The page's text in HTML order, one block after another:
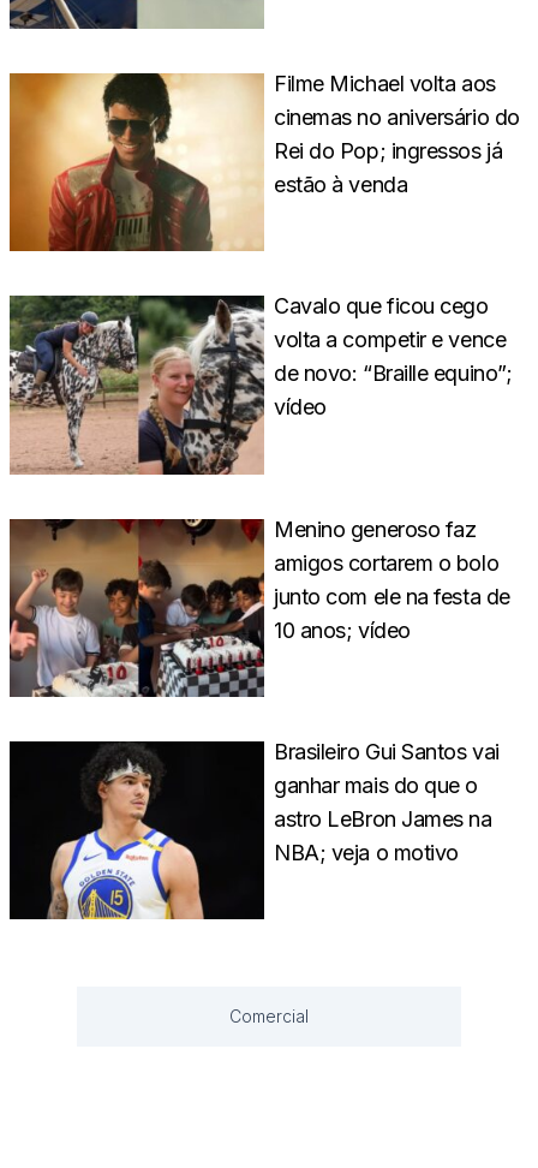
Filme Michael volta aos
cinemas no aniversário do
Rei do Pop; ingressos já
estão à venda
Cavalo que ficou cego
volta a competir e vence
de novo: “Braille equino”;
vídeo
Menino generoso faz
amigos cortarem o bolo
junto com ele na festa de
10 anos; vídeo
Brasileiro Gui Santos vai
ganhar mais do que o
astro LeBron James na
NBA; veja o motivo
Comercial